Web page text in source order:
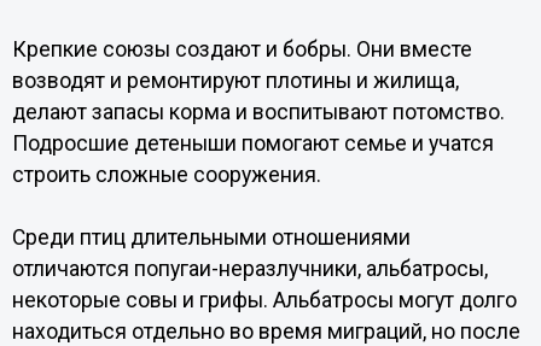
Крепкие союзы создают и бобры. Они вместе
возводят и ремонтируют плотины и жилища,
делают запасы корма и воспитывают потомство.
Подросшие детеныши помогают семье и учатся
строить сложные сооружения.
Среди птиц длительными отношениями
отличаются попугаи-неразлучники, альбатросы,
некоторые совы и грифы. Альбатросы могут долго
находиться отдельно во время миграций, но после